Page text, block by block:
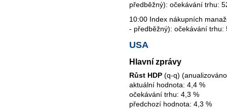
předběžný): očekávání trhu:
10:00 Index nákupních
- předběžný): očekávání
USA
Hlavní zprávy
Růst HDP (q-q)
aktuální hodnota: 4,4 %
očekávání trhu: 4,3 %
předchozí hodnota: 4,3 %